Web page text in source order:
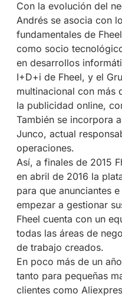
Con la evolución del
Andrés se asocia con
fundamentales de
como socio
en desarrollos
I+D+i de Fheel, y el
multinacional con más
la publicidad online,
También se incorpora
Junco, actual
operaciones.
Así, a finales de 2015
en abril de 2016 la
para que anunciantes
empezar a gestionar
Fheel cuenta con un
todas las áreas de
de trabajo creados.
En poco más de un
tanto para pequeñas
clientes como